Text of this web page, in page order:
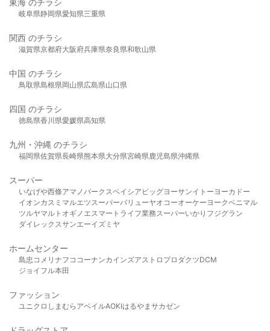
東海 のチラシ
岐阜県静岡県愛知県三重県
関西 のチラシ
滋賀県京都府大阪府兵庫県奈良県和歌山県
中国 のチラシ
鳥取県島根県岡山県広島県山口県
四国 のチラシ
徳島県香川県愛媛県高知県
九州・沖縄 のチラシ
福岡県佐賀県長崎県熊本県大分県宮崎県鹿児島県沖縄県
スーパー
いなげや西條アマノパークスベイシア ビッグヨーサンイトーヨーカドー
イオンカスミ マルエツスーパーバリューヤオコーオーケー ヨークベニマル
ツルヤマルト オギノ エスマート ライフ業務スーパーいかり フジグラン
ダイレックスサンエーイズミヤ
ホームセンター
島忠 コメリ ナフコ コーナンカインズアストロプロダクツDCM
ジョイフル本田
ファッション
ユニクロ しまむら アベイルAOKIはるやま サカゼン